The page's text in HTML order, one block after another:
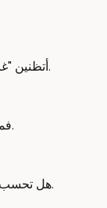
أتظنين "غانغل" قادرة على الشعور بالسعادة؟ ماذا؟ لا أدري.
فمثلاً، قناعها الكوميدي لا ينفك عن الانكسار كلّ يوم.
هل تحسب أن التسكع مع "زوبل" سيصلح ذلك بمعجزة؟ ربما.